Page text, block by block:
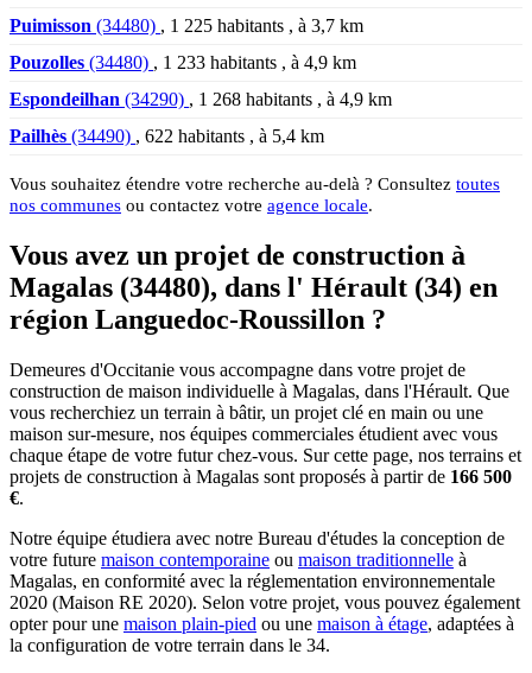
Puimisson (34480) , 1 225 habitants , à 3,7 km
Pouzolles (34480) , 1 233 habitants , à 4,9 km
Espondeilhan (34290) , 1 268 habitants , à 4,9 km
Pailhès (34490) , 622 habitants , à 5,4 km
Vous souhaitez étendre votre recherche au-delà ? Consultez toutes
nos communes ou contactez votre agence locale.
Vous avez un projet de construction à
Magalas (34480), dans l' Hérault (34) en
région Languedoc-Roussillon ?
Demeures d'Occitanie vous accompagne dans votre projet de
construction de maison individuelle à Magalas, dans l'Hérault. Que
vous recherchiez un terrain à bâtir, un projet clé en main ou une
maison sur-mesure, nos équipes commerciales étudient avec vous
chaque étape de votre futur chez-vous. Sur cette page, nos terrains et
projets de construction à Magalas sont proposés à partir de 166 500
€.
Notre équipe étudiera avec notre Bureau d'études la conception de
votre future maison contemporaine ou maison traditionnelle à
Magalas, en conformité avec la réglementation environnementale
2020 (Maison RE 2020). Selon votre projet, vous pouvez également
opter pour une maison plain-pied ou une maison à étage, adaptées à
la configuration de votre terrain dans le 34.